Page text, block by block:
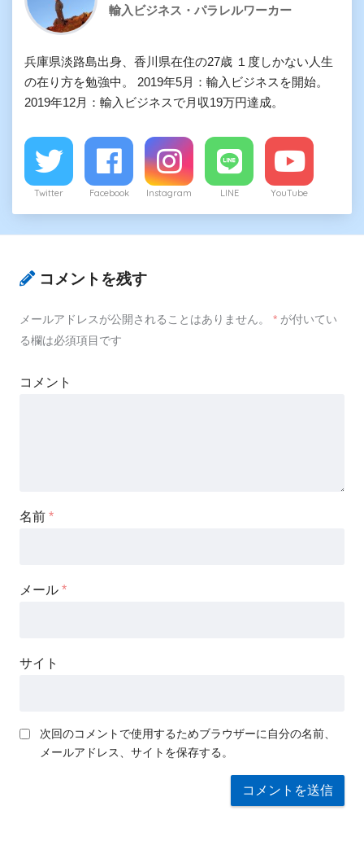
輸入ビジネス・パラレルワーカー
兵庫県淡路島出身、香川県在住の27歳 １度しかない人生
の在り方を勉強中。 2019年5月：輸入ビジネスを開始。
2019年12月：輸入ビジネスで月収19万円達成。
Twitter Facebook Instagram LINE YouTube
コメントを残す
メールアドレスが公開されることはありません。 * が付いてい
る欄は必須項目です
コメント
名前 *
メール *
サイト
次回のコメントで使用するためブラウザーに自分の名前、
メールアドレス、サイトを保存する。